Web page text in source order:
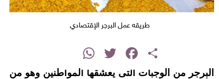
طريقه عمل البرجر الإقتصادي
Share
Facebook
Twitter
WhatsApp
البرجر من الوجبات التى يعشقها المواطنين وهو من